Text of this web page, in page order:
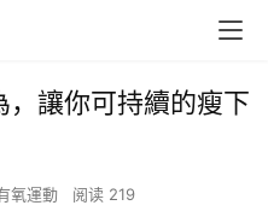
讓你可持續的瘦下
氧運動 阅读 219